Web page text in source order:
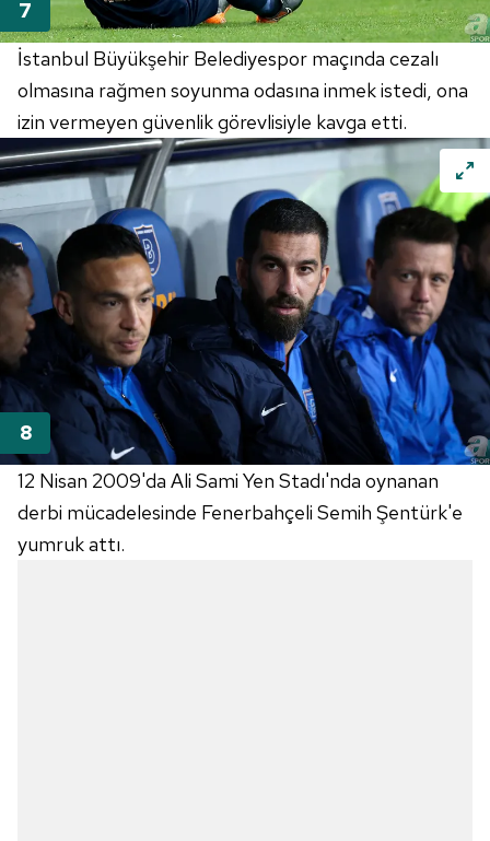
İstanbul Büyükşehir Belediyespor maçında cezalı
olmasına rağmen soyunma odasına inmek istedi, ona
izin vermeyen güvenlik görevlisiyle kavga etti.
12 Nisan 2009'da Ali Sami Yen Stadı'nda oynanan
derbi mücadelesinde Fenerbahçeli Semih Şentürk'e
yumruk attı.